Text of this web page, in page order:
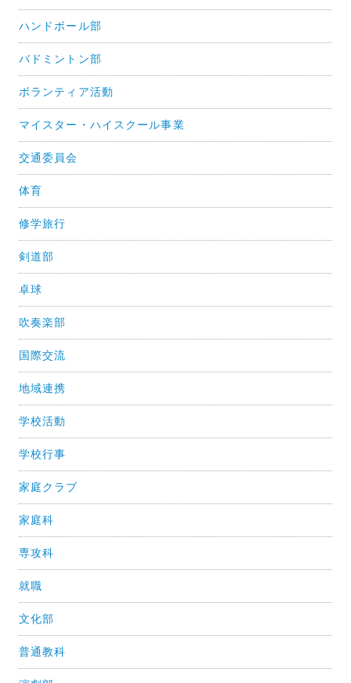
ハンドボール部
バドミントン部
ボランティア活動
マイスター・ハイスクール事業
交通委員会
体育
修学旅行
剣道部
卓球
吹奏楽部
国際交流
地域連携
学校活動
学校行事
家庭クラブ
家庭科
専攻科
就職
文化部
普通教科